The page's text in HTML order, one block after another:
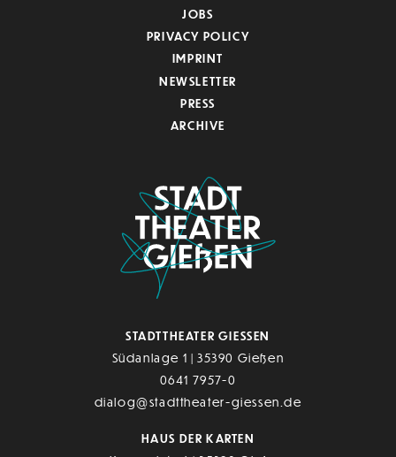
JOBS
PRIVACY POLICY
IMPRINT
NEWSLETTER
PRESS
ARCHIVE
STADTTHEATER GIESSEN
Südanlage 1 | 35390 Gießen
0641 7957-0
dialog@stadttheater-giessen.de
HAUS DER KARTEN